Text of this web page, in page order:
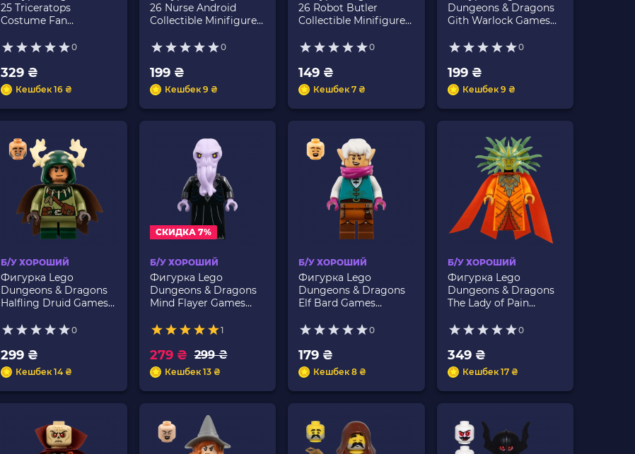
25 Triceratops
Costume Fan
col431 Б/У
0
329 ₴
Кешбек 16 ₴
26 Nurse Android
Collectible Minifigures
0
199 ₴
Кешбек 9 ₴
26 Robot Butler
Collectible Minifigures
0
149 ₴
Кешбек 7 ₴
Dungeons & Dragons
Gith Warlock Games
0
199 ₴
Кешбек 9 ₴
Б/У ХОРОШИЙ
Фигурка Lego
Dungeons & Dragons
Halfling Druid Games
0
299 ₴
Кешбек 14 ₴
СКИДКА 7%
Б/У ХОРОШИЙ
Фигурка Lego
Dungeons & Dragons
Mind Flayer Games
1
299 ₴
279 ₴
Кешбек 13 ₴
Б/У ХОРОШИЙ
Фигурка Lego
Dungeons & Dragons
Elf Bard Games
0
179 ₴
Кешбек 8 ₴
Б/У ХОРОШИЙ
Фигурка Lego
Dungeons & Dragons
The Lady of Pain
0
349 ₴
Кешбек 17 ₴